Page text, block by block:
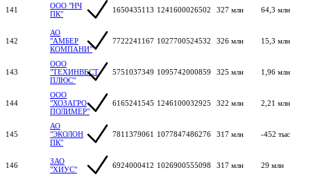
141
ООО "НЧ
ПК"
1650435113 1241600026502 327 млн 64,3 млн
142
АО
"АМБЕР
КОМПАНИ"
7722241167 1027700524532 326 млн 15,3 млн
143
ООО
"ТЕХИНВЕСТ
ПЛЮС"
5751037349 1095742000859 325 млн 1,96 млн
144
ООО
"ХОЗАГРО
ПОЛИМЕР"
6165241545 1246100032925 322 млн 2,21 млн
145
АО
"ЭКОЛОН
ПК"
7811379061 1077847486276 317 млн -452 тыс
146
ЗАО
"ХИУС"
6924000412 1026900555098 317 млн 29 млн